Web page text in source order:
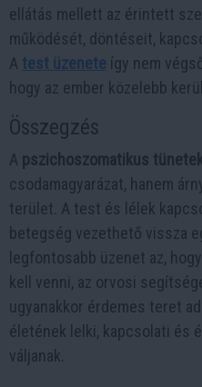
ellátás mellett az érintett
működését, döntéseit,
A test üzenete így nem
hogy az ember közelebb
Összegzés
A pszichoszomatikus
csodamagyarázat, hanem
terület. A test és lélek
betegség vezethető vissza
legfontosabb üzenet az,
kell venni, az orvosi
ugyanakkor érdemes teret
életének lelki, kapcsolati és
váljanak.